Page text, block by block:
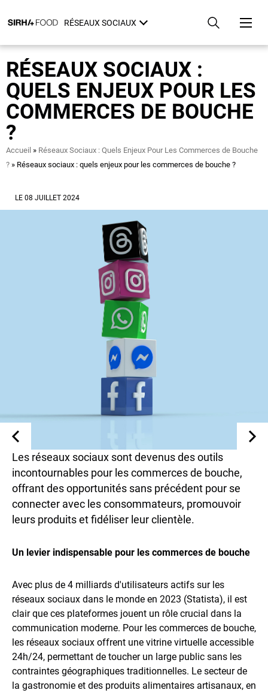
au
principal
RÉSEAUX SOCIAUX
RÉSEAUX SOCIAUX :
QUELS ENJEUX POUR LES
COMMERCES DE BOUCHE
?
Fil
d'Ariane
Accueil
Réseaux Sociaux : Quels Enjeux Pour Les Commerces de Bouche
?
Réseaux sociaux : quels enjeux pour les commerces de bouche ?
LE 08 JUILLET 2024
Les réseaux sociaux sont devenus des outils
incontournables pour les commerces de bouche,
offrant des opportunités sans précédent pour se
connecter avec les consommateurs, promouvoir
leurs produits et fidéliser leur clientèle.
Un levier indispensable pour les commerces de bouche
Avec plus de 4 milliards d'utilisateurs actifs sur les
réseaux sociaux dans le monde en 2023 (Statista), il est
clair que ces plateformes jouent un rôle crucial dans la
communication moderne. Pour les commerces de bouche,
les réseaux sociaux offrent une vitrine virtuelle accessible
24h/24, permettant de toucher un large public sans les
contraintes géographiques traditionnelles. Le secteur de
la gastronomie et des produits alimentaires artisanaux, en